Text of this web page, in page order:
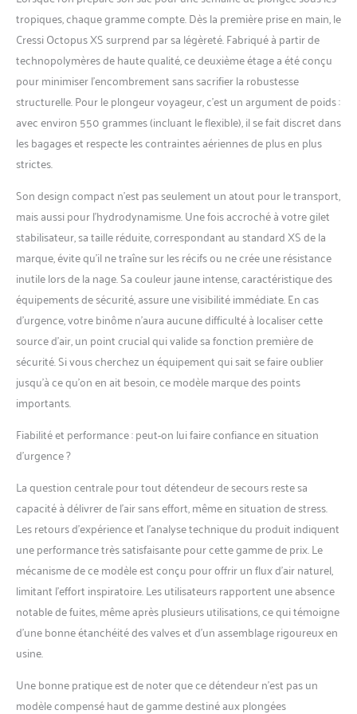
pas forcer les matériaux et
garantir une longue durée
et une facilité d'inspection.
tropiques, chaque gramme compte. Dès la première prise en main, le
Cressi Octopus XS surprend par sa légèreté. Fabriqué à partir de
technopolymères de haute qualité, ce deuxième étage a été conçu
pour minimiser l’encombrement sans sacrifier la robustesse
structurelle. Pour le plongeur voyageur, c’est un argument de poids :
avec environ 550 grammes (incluant le flexible), il se fait discret dans
les bagages et respecte les contraintes aériennes de plus en plus
strictes.
Son design compact n’est pas seulement un atout pour le transport,
mais aussi pour l’hydrodynamisme. Une fois accroché à votre gilet
stabilisateur, sa taille réduite, correspondant au standard XS de la
marque, évite qu’il ne traîne sur les récifs ou ne crée une résistance
inutile lors de la nage. Sa couleur jaune intense, caractéristique des
équipements de sécurité, assure une visibilité immédiate. En cas
d’urgence, votre binôme n’aura aucune difficulté à localiser cette
source d’air, un point crucial qui valide sa fonction première de
sécurité. Si vous cherchez un équipement qui sait se faire oublier
jusqu’à ce qu’on en ait besoin, ce modèle marque des points
importants.
Fiabilité et performance : peut-on lui faire confiance en situation
d’urgence ?
La question centrale pour tout détendeur de secours reste sa
capacité à délivrer de l’air sans effort, même en situation de stress.
Les retours d’expérience et l’analyse technique du produit indiquent
une performance très satisfaisante pour cette gamme de prix. Le
mécanisme de ce modèle est conçu pour offrir un flux d’air naturel,
limitant l’effort inspiratoire. Les utilisateurs rapportent une absence
notable de fuites, même après plusieurs utilisations, ce qui témoigne
d’une bonne étanchéité des valves et d’un assemblage rigoureux en
usine.
Une bonne pratique est de noter que ce détendeur n’est pas un
modèle compensé haut de gamme destiné aux plongées